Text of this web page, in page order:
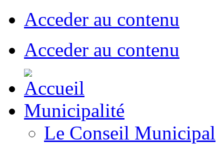
Acceder au contenu
Acceder au contenu
Municipalité
Le Conseil Municipal